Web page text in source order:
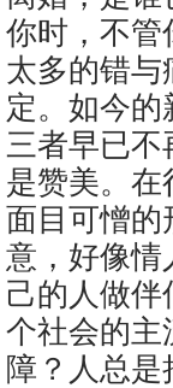
你时，不管
太多的错与
定。如今
三者早已不
是赞美。在
面目可憎的
意，好像情
己的人做伴
个社会的主
障？人总